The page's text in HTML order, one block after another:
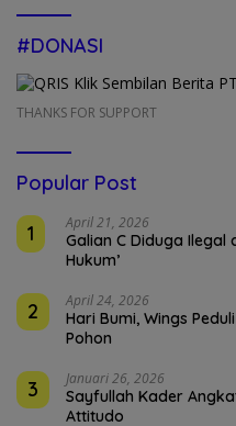
#DONASI
THANKS FOR SUPPORT
Popular Post
1
April 21, 2026
Galian C Diduga Ilegal
Hukum’
2 April 24, 2026
Hari Bumi, Wings
Pohon
3 Januari 26, 2026
Sayfullah Kader
Attitudo